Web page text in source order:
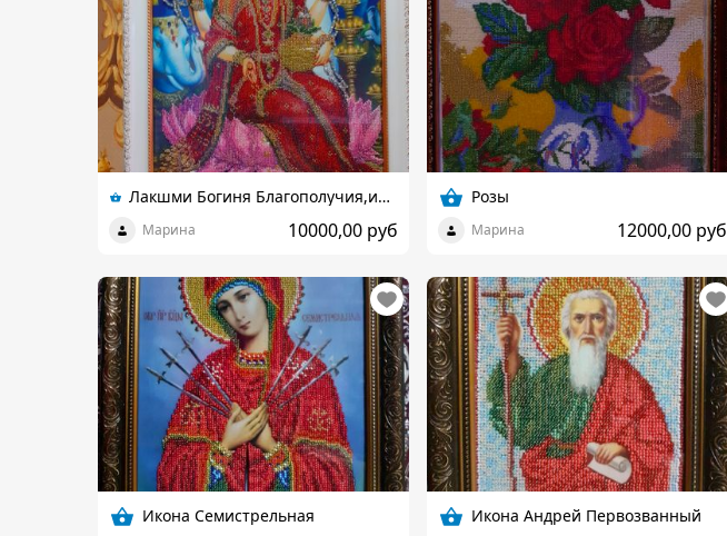
Лакшми Богиня Благополучия,изобилия,богатства,удачи и счастья .
Марина 10000,00 руб
Розы
Марина 12000,00 руб
Икона Семистрельная Икона Андрей Первозванный